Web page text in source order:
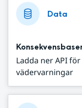
Data
Ladda ner API
vädervarningar